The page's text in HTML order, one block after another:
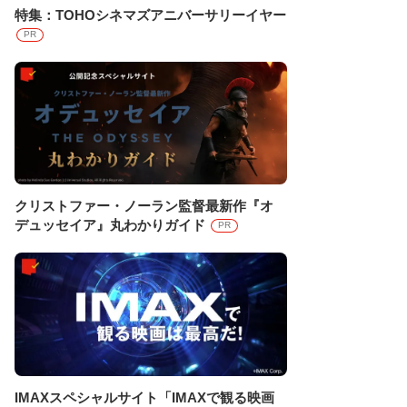
特集：TOHOシネマズアニバーサリーイヤー
PR
クリストファー・ノーラン監督最新作『オ
デュッセイア』丸わかりガイド
PR
IMAXスペシャルサイト「IMAXで観る映画